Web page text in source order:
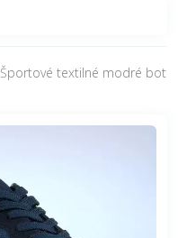
Športové textilné modré